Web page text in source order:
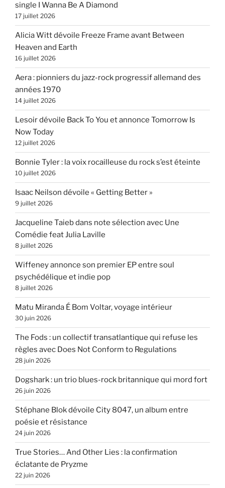
single I Wanna Be A Diamond
17 juillet 2026
Alicia Witt dévoile Freeze Frame avant Between
Heaven and Earth
16 juillet 2026
Aera : pionniers du jazz-rock progressif allemand des
années 1970
14 juillet 2026
Lesoir dévoile Back To You et annonce Tomorrow Is
Now Today
12 juillet 2026
Bonnie Tyler : la voix rocailleuse du rock s’est éteinte
10 juillet 2026
Isaac Neilson dévoile « Getting Better »
9 juillet 2026
Jacqueline Taieb dans note sélection avec Une
Comédie feat Julia Laville
8 juillet 2026
Wiffeney annonce son premier EP entre soul
psychédélique et indie pop
8 juillet 2026
Matu Miranda É Bom Voltar, voyage intérieur
30 juin 2026
The Fods : un collectif transatlantique qui refuse les
règles avec Does Not Conform to Regulations
28 juin 2026
Dogshark : un trio blues-rock britannique qui mord fort
26 juin 2026
Stéphane Blok dévoile City 8047, un album entre
poésie et résistance
24 juin 2026
True Stories… And Other Lies : la confirmation
éclatante de Pryzme
22 juin 2026